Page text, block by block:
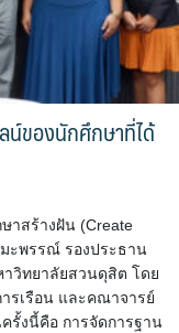
น์ของนักศึกษาที่ได้
าสร้างฝัน (Create
ะพรรณ์ รองประธาน
าวิทยาลัยสวนดุสิต โดย
รเรือน และคณาจารย์
รั้งนี้คือ การจัดการฐาน